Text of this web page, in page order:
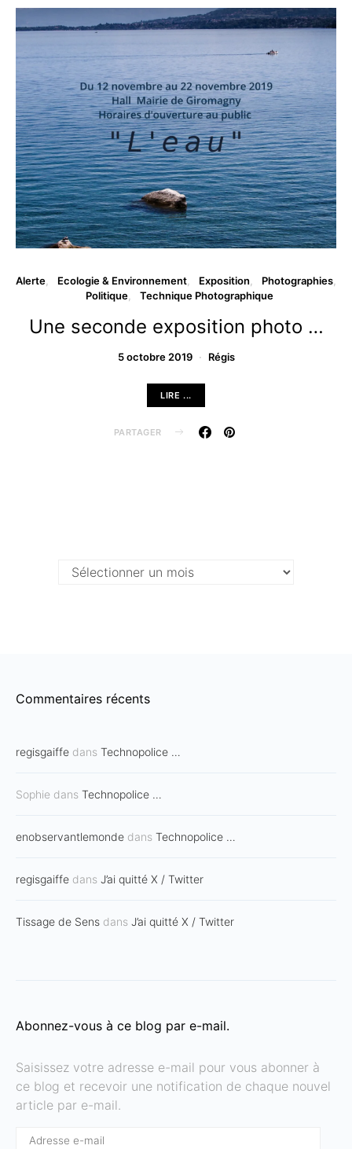
Alerte Ecologie & Environnement Exposition
Photographies
Politique
Technique Photographique
Une seconde exposition photo …
5 octobre 2019 Régis
LIRE ...
PARTAGER
Archives
Commentaires récents
regisgaiffe dans Technopolice …
Sophie dans Technopolice …
enobservantlemonde dans Technopolice …
regisgaiffe dans J’ai quitté X / Twitter
Tissage de Sens dans J’ai quitté X / Twitter
Abonnez-vous à ce blog par e-mail.
Saisissez votre adresse e-mail pour vous abonner à
ce blog et recevoir une notification de chaque nouvel
article par e-mail.